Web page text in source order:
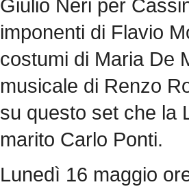
Giulio Neri per
imponenti di Flavio
costumi di Maria De
musicale di Renzo
su questo set che la
marito Carlo Ponti.
Lunedì 16 maggio